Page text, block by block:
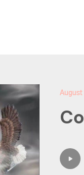
August
Audio
Player